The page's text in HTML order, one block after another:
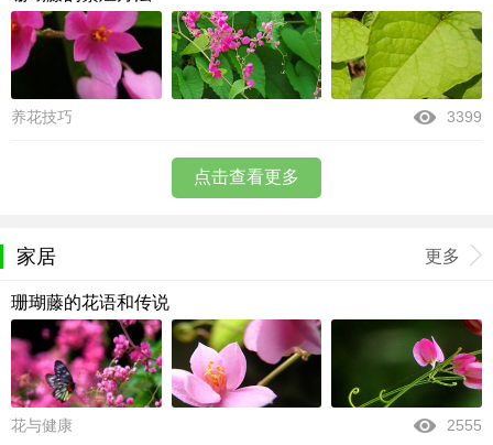
养花技巧 3399
点击查看更多
家居 更多
珊瑚藤的花语和传说
花与健康 2555